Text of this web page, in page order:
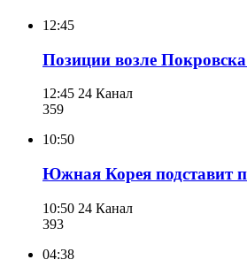
12:45
Позиции возле
12:45 24 Канал
359
10:50
Южная Корея подставит
10:50 24 Канал
393
04:38